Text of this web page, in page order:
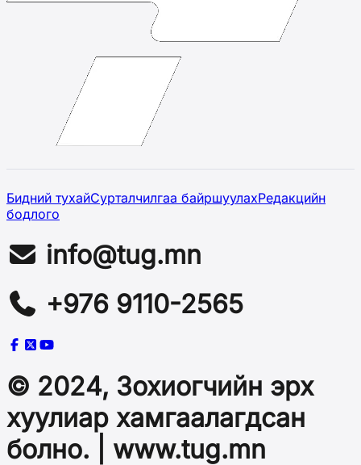
Бидний тухайСурталчилгаа байршуулахРедакцийн
бодлого
info@tug.mn
+976 9110-2565
© 2024, Зохиогчийн эрх
хуулиар хамгаалагдсан
болно. | www.tug.mn